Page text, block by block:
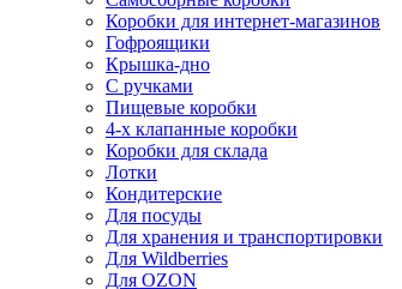
Коробки для интернет-магазинов
Гофроящики
Крышка-дно
С ручками
Пищевые коробки
4-х клапанные коробки
Коробки для склада
Лотки
Кондитерские
Для посуды
Для хранения и транспортировки
Для Wildberries
Для OZON